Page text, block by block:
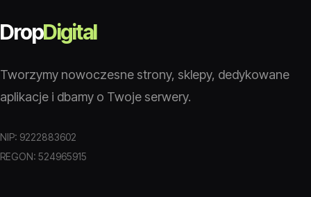
DropDigital
Tworzymy nowoczesne strony, sklepy, dedykowane
aplikacje i dbamy o Twoje serwery.
NIP: 9222883602
REGON: 524965915